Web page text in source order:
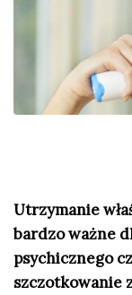
Utrzymanie
bardzo ważne
psychicznego
szczotkowanie